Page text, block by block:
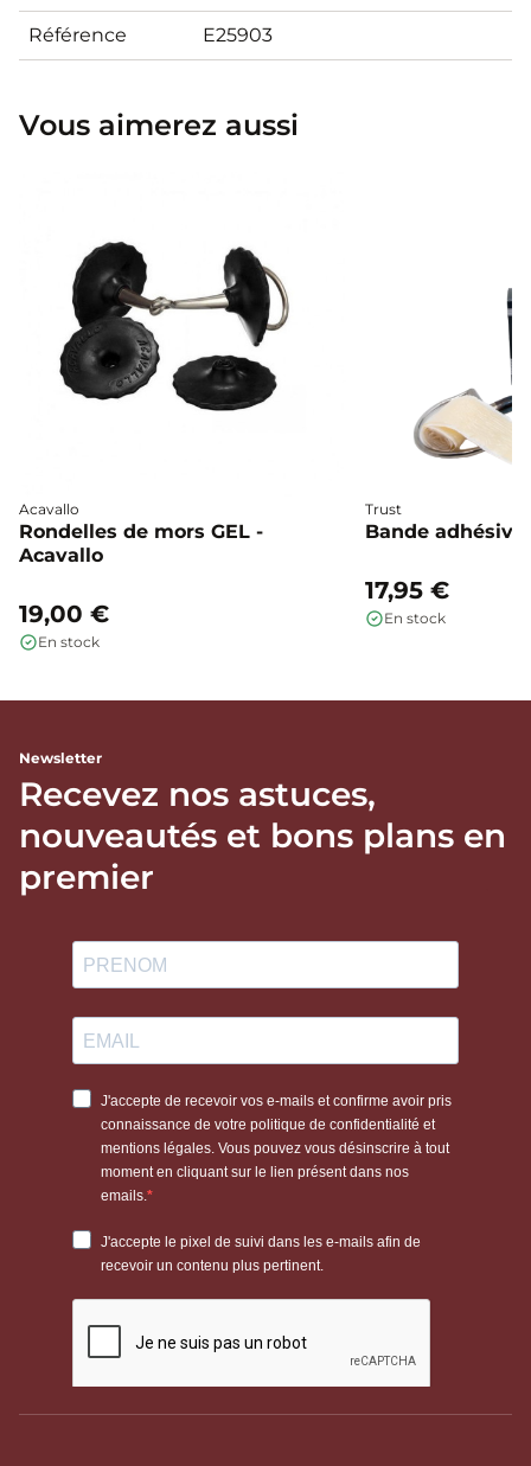
Référence E25903
Vous aimerez aussi
Acavallo
Rondelles de mors GEL -
Acavallo
19,00 €
En stock
Trust
Bande adhésive
17,95 €
En stock
Newsletter
Recevez nos astuces,
nouveautés et bons plans en
premier